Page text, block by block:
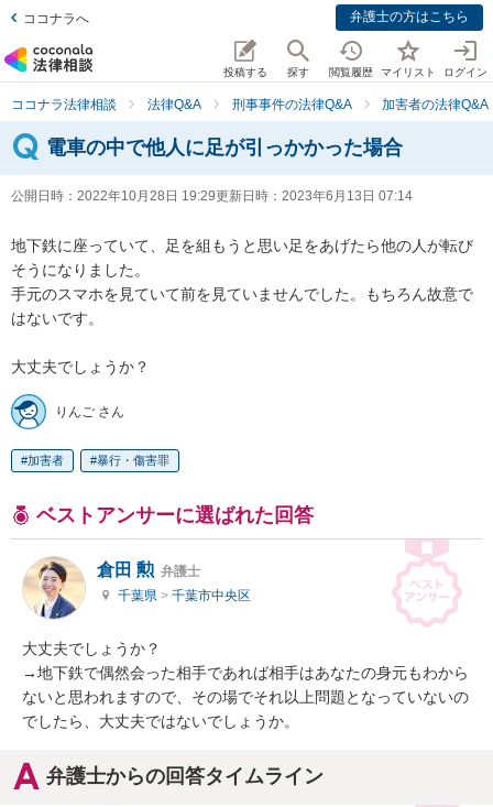
ココナラへ 弁護士の方はこちら
投稿する 探す 閲覧履歴 マイリスト ログイン
ココナラ法律相談 法律Q&A 刑事事件の法律Q&A 加害者の法律Q&A
電車の中で他人に足が引っかかった場合
公開日時： 2022年10月28日 19:29更新日時： 2023年6月13日 07:14
地下鉄に座っていて、足を組もうと思い足をあげたら他の人が転び
そうになりました。
手元のスマホを見ていて前を見ていませんでした。もちろん故意で
はないです。
大丈夫でしょうか？
りんご さん
加害者 暴行・傷害罪
ベストアンサーに選ばれた回答
倉田 勲 弁護士
千葉県 > 千葉市中央区
大丈夫でしょうか？
→地下鉄で偶然会った相手であれば相手はあなたの身元もわから
ないと思われますので、その場でそれ以上問題となっていないの
でしたら、大丈夫ではないでしょうか。
弁護士からの回答タイムライン